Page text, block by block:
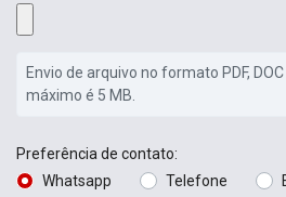
Envio de arquivo no formato PDF,
máximo é 5 MB.
Preferência de contato:
Whatsapp
Telefone